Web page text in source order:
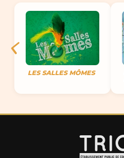
LES SALLES MÔMES